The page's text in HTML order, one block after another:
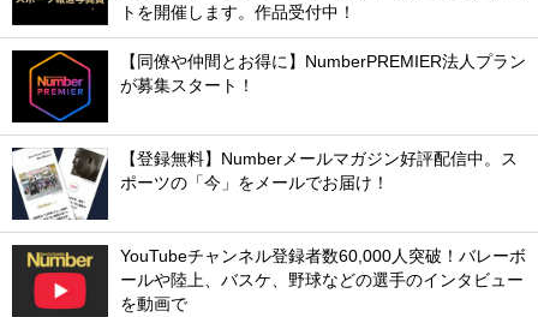
トを開催します。作品受付中！
【同僚や仲間とお得に】NumberPREMIER法人プラン
が募集スタート！
【登録無料】Numberメールマガジン好評配信中。ス
ポーツの「今」をメールでお届け！
YouTubeチャンネル登録者数60,000人突破！バレーボ
ールや陸上、バスケ、野球などの選手のインタビュー
を動画で